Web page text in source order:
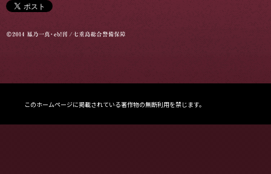
このホームページに掲載されている著作物の無断利用を禁じます。